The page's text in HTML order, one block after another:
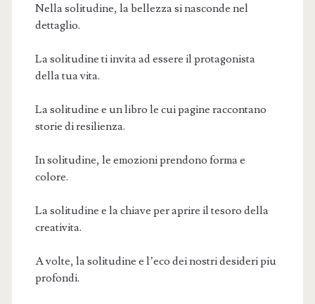
Nella solitudine, la bellezza si nasconde nel
dettaglio.
La solitudine ti invita ad essere il protagonista
della tua vita.
La solitudine e un libro le cui pagine raccontano
storie di resilienza.
In solitudine, le emozioni prendono forma e
colore.
La solitudine e la chiave per aprire il tesoro della
creativita.
A volte, la solitudine e l’eco dei nostri desideri piu
profondi.